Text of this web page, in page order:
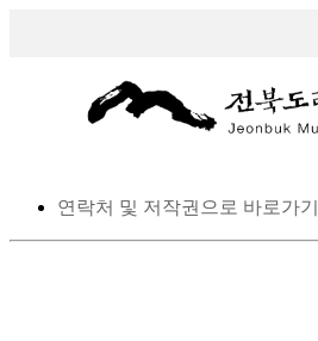
스킵 네비게이션
본문으로 바로가기
연락처 및 저작권으로 바로가기